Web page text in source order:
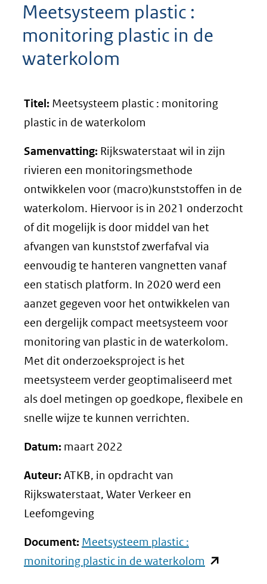
Meetsysteem plastic :
monitoring plastic in de
waterkolom
Titel: Meetsysteem plastic : monitoring
plastic in de waterkolom
Samenvatting: Rijkswaterstaat wil in zijn
rivieren een monitoringsmethode
ontwikkelen voor (macro)kunststoffen in de
waterkolom. Hiervoor is in 2021 onderzocht
of dit mogelijk is door middel van het
afvangen van kunststof zwerfafval via
eenvoudig te hanteren vangnetten vanaf
een statisch platform. In 2020 werd een
aanzet gegeven voor het ontwikkelen van
een dergelijk compact meetsysteem voor
monitoring van plastic in de waterkolom.
Met dit onderzoeksproject is het
meetsysteem verder geoptimaliseerd met
als doel metingen op goedkope, flexibele en
snelle wijze te kunnen verrichten.
Datum: maart 2022
Auteur:ATKB, in opdracht van
Rijkswaterstaat, Water Verkeer en
Leefomgeving
Document: Meetsysteem plastic :
monitoring plastic in de waterkolom (opent